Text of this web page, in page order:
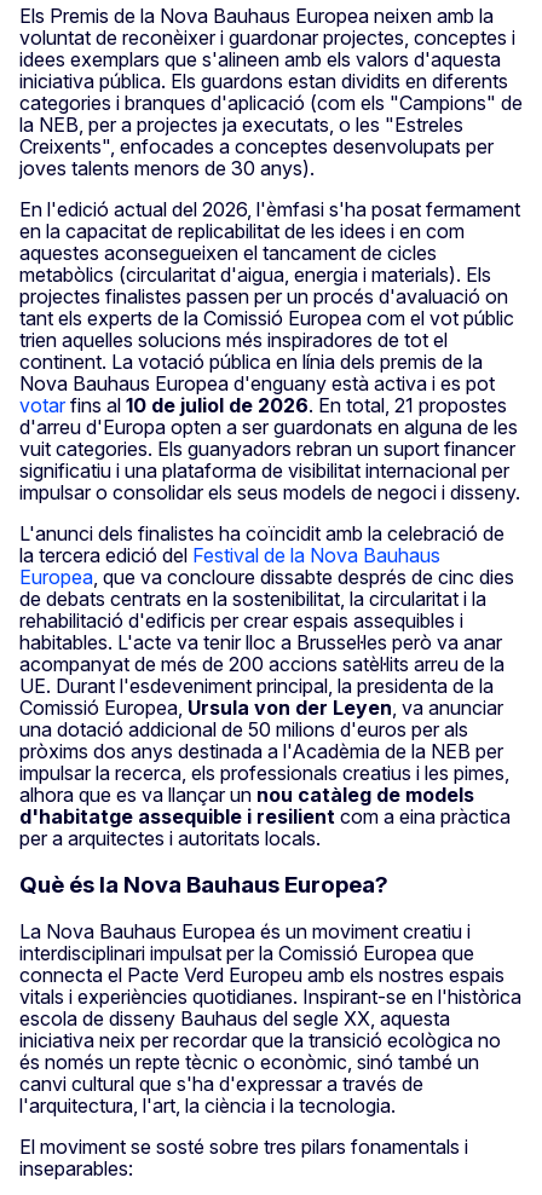
Els Premis de la Nova Bauhaus Europea neixen amb la
voluntat de reconèixer i guardonar projectes, conceptes i
idees exemplars que s'alineen amb els valors d'aquesta
iniciativa pública. Els guardons estan dividits en diferents
categories i branques d'aplicació (com els "Campions" de
la NEB, per a projectes ja executats, o les "Estreles
Creixents", enfocades a conceptes desenvolupats per
joves talents menors de 30 anys).
En l'edició actual del 2026, l'èmfasi s'ha posat fermament
en la capacitat de replicabilitat de les idees i en com
aquestes aconsegueixen el tancament de cicles
metabòlics (circularitat d'aigua, energia i materials). Els
projectes finalistes passen per un procés d'avaluació on
tant els experts de la Comissió Europea com el vot públic
trien aquelles solucions més inspiradores de tot el
continent. La votació pública en línia dels premis de la
Nova Bauhaus Europea d'enguany està activa i es pot
votarfins al 10 de juliol de 2026. En total, 21 propostes
d'arreu d'Europa opten a ser guardonats en alguna de les
vuit categories. Els guanyadors rebran un suport financer
significatiu i una plataforma de visibilitat internacional per
impulsar o consolidar els seus models de negoci i disseny.
L'anunci dels finalistes ha coïncidit amb la celebració de
la tercera edició del Festival de la Nova Bauhaus
Europea, que va concloure dissabte després de cinc dies
de debats centrats en la sostenibilitat, la circularitat i la
rehabilitació d'edificis per crear espais assequibles i
habitables. L'acte va tenir lloc a Brussel·les però va anar
acompanyat de més de 200 accions satèl·lits arreu de la
UE. Durant l'esdeveniment principal, la presidenta de la
Comissió Europea, Ursula von der Leyen, va anunciar
una dotació addicional de 50 milions d'euros per als
pròxims dos anys destinada a l'Acadèmia de la NEB per
impulsar la recerca, els professionals creatius i les pimes,
alhora que es va llançar un nou catàleg de models
d'habitatge assequible i resilient com a eina pràctica
per a arquitectes i autoritats locals.
Què és la Nova Bauhaus Europea?
La Nova Bauhaus Europea és un moviment creatiu i
interdisciplinari impulsat per la Comissió Europea que
connecta el Pacte Verd Europeu amb els nostres espais
vitals i experiències quotidianes. Inspirant-se en l'històrica
escola de disseny Bauhaus del segle XX, aquesta
iniciativa neix per recordar que la transició ecològica no
és només un repte tècnic o econòmic, sinó també un
canvi cultural que s'ha d'expressar a través de
l'arquitectura, l'art, la ciència i la tecnologia.
El moviment se sosté sobre tres pilars fonamentals i
inseparables: